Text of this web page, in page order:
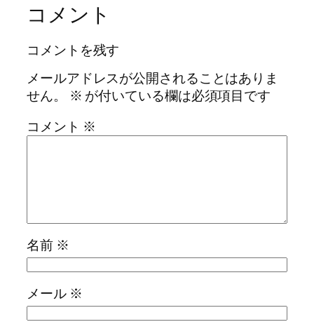
コメント
コメントを残す
メールアドレスが公開されることはありま
せん。
※ が付いている欄は必須項目です
コメント ※
名前 ※
メール ※